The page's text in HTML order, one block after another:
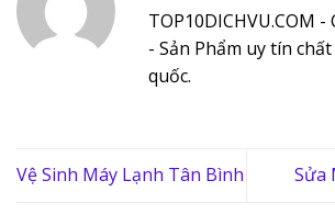
TOP10DICHVU.COM
- Sản Phẩm uy tín
quốc.
Vệ Sinh Máy Lạnh Tân Bình Sửa